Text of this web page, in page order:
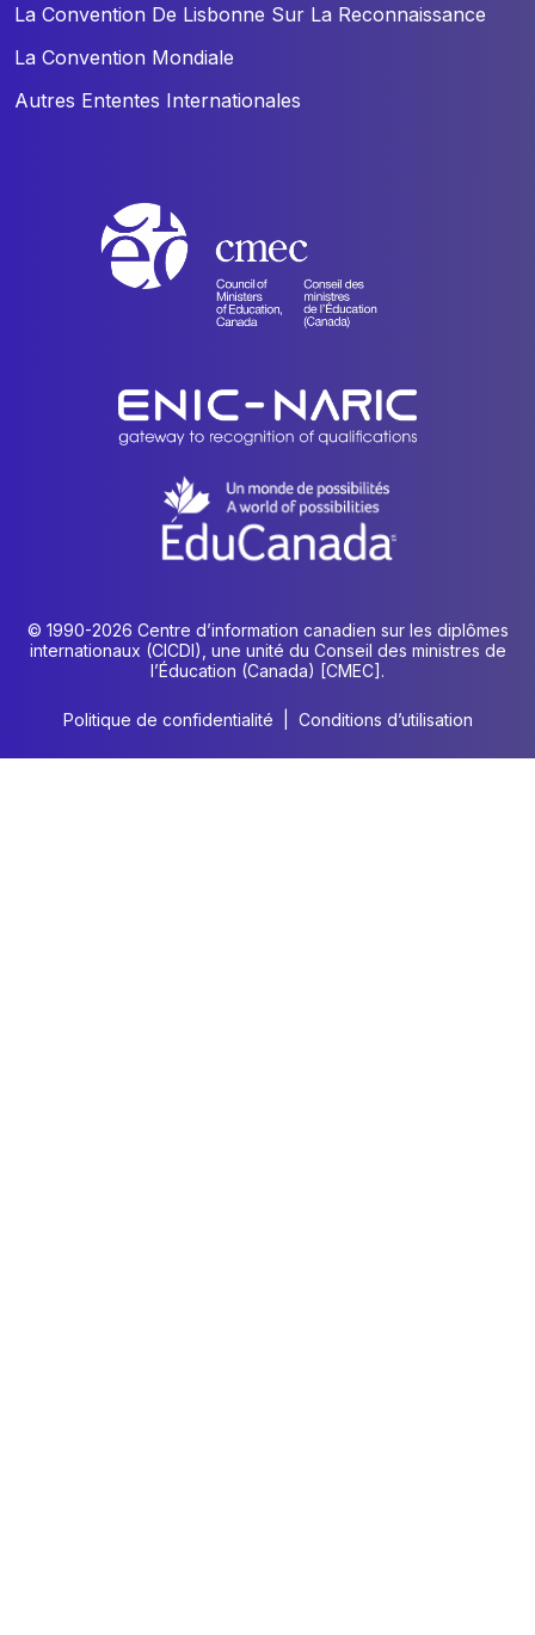
La Convention De Lisbonne Sur La Reconnaissance
La Convention Mondiale
Autres Ententes Internationales
© 1990-2026 Centre d’information canadien sur les diplômes
internationaux (CICDI), une unité du Conseil des ministres de
l’Éducation (Canada) [CMEC].
Politique de confidentialité Conditions d’utilisation